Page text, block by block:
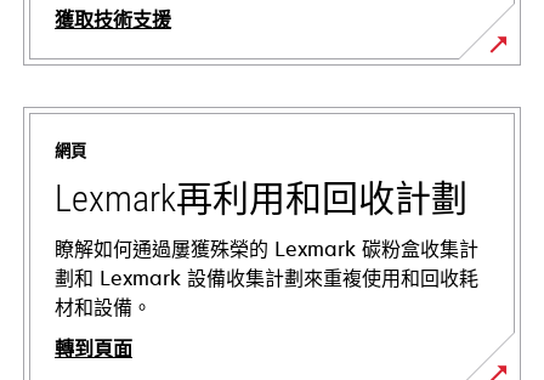
獲取技術支援
opens
in
new
tab
網頁
Lexmark再利用和回收計劃
瞭解如何通過屢獲殊榮的 Lexmark 碳粉盒收集計
劃和 Lexmark 設備收集計劃來重複使用和回收耗
材和設備。
轉到頁面